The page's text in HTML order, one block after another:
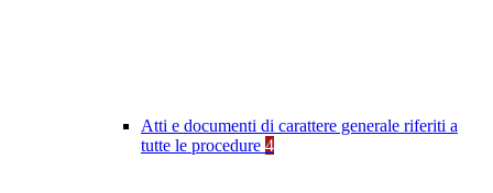
Atti e documenti di carattere generale riferiti a
tutte le procedure 4